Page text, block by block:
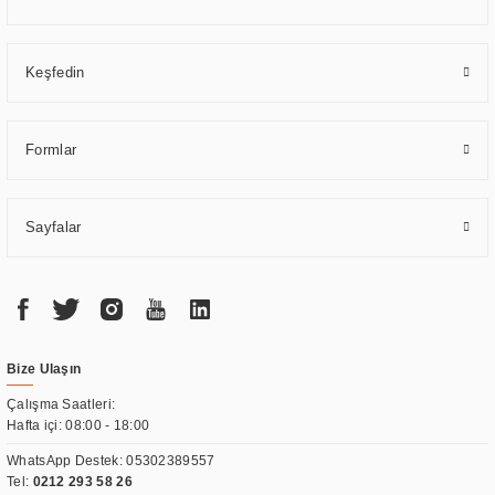
Keşfedin
Formlar
Sayfalar
Bize Ulaşın
Çalışma Saatleri:
Hafta içi: 08:00 - 18:00
WhatsApp Destek:05302389557
Tel: 0212 293 58 26